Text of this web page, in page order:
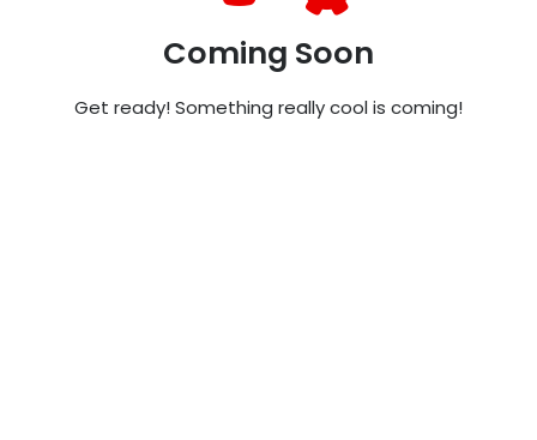
Coming Soon
Get ready! Something really cool is coming!